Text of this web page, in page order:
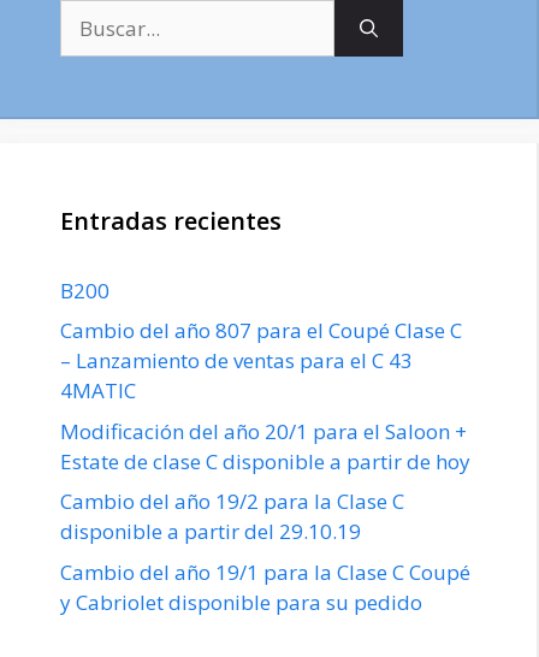
Entradas recientes
B200
Cambio del año 807 para el Coupé Clase C
– Lanzamiento de ventas para el C 43
4MATIC
Modificación del año 20/1 para el Saloon +
Estate de clase C disponible a partir de hoy
Cambio del año 19/2 para la Clase C
disponible a partir del 29.10.19
Cambio del año 19/1 para la Clase C Coupé
y Cabriolet disponible para su pedido